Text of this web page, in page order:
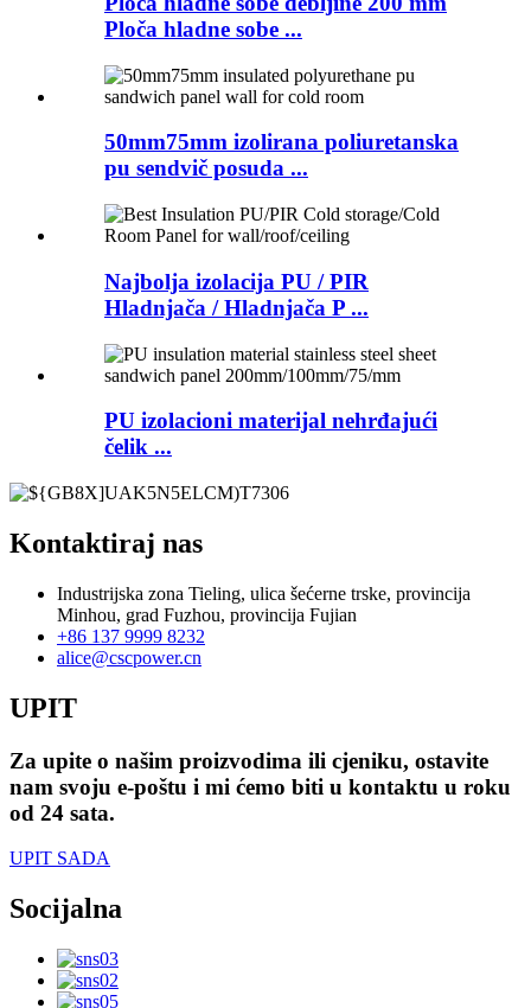
Ploča hladne sobe ...
50mm75mm izolirana poliuretanska
pu sendvič posuda ...
Najbolja izolacija PU / PIR
Hladnjača / Hladnjača P ...
PU izolacioni materijal nehrđajući
čelik ...
Kontaktiraj nas
Industrijska zona Tieling, ulica šećerne trske, provincija
Minhou, grad Fuzhou, provincija Fujian
+86 137 9999 8232
alice@cscpower.cn
UPIT
Za upite o našim proizvodima ili cjeniku, ostavite
nam svoju e-poštu i mi ćemo biti u kontaktu u roku
od 24 sata.
UPIT SADA
Socijalna